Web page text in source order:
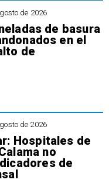
de 2026
de basura
en el
de
de 2026
Hospitales de
no
de